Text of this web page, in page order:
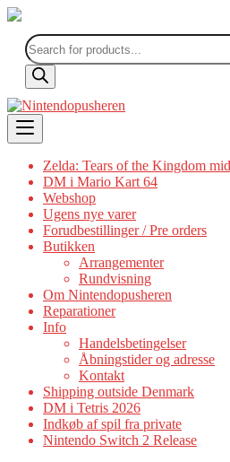
Products
search
Skip
to
content
Zelda: Tears of the Kingdom
DM i Mario Kart 64
Webshop
Ugens nye varer
Forudbestillinger / Pre orders
Butikken
Arrangementer
Rundvisning
Om Nintendopusheren
Reparationer
Info
Handelsbetingelser
Åbningstider og adresse
Kontakt
Shipping outside Denmark
DM i Tetris 2026
Indkøb af spil fra private
Nintendo Switch 2 Release